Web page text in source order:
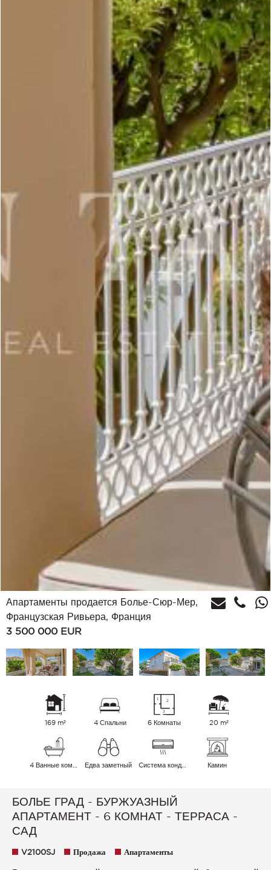
Апартаменты продается Болье-Сюр-Мер,
Французская Ривьера, Франция
3 500 000 EUR
169 m² 4 Спальни 6 Комнаты 20 m²
Едва заметный Камин
БОЛЬЕ ГРАД - БУРЖУАЗНЫЙ
АПАРТАМЕНТ - 6 КОМНАТ - ТЕРРАСА -
САД
V2100SJ Продажа Апартаменты